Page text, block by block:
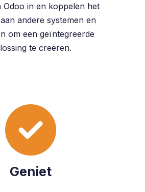
Odoo in en koppelen het
andere systemen en
om een geïntegreerde
te creëren.
Geniet